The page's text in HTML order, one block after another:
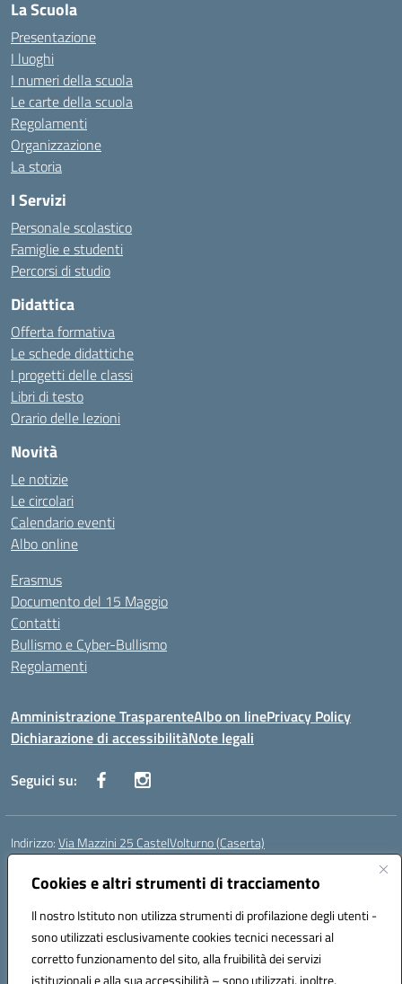
Cookies e altri strumenti di tracciamento
Il nostro Istituto non utilizza strumenti di profilazione degli utenti -
sono utilizzati esclusivamente cookies tecnici necessari al
corretto funzionamento del sito, alla fruibilità dei servizi
istituzionali e alla sua accessibilità – sono utilizzati, inoltre,
La Scuola
Presentazione
I luoghi
I numeri della scuola
Le carte della scuola
Regolamenti
Organizzazione
La storia
I Servizi
Personale scolastico
Famiglie e studenti
Percorsi di studio
Didattica
Offerta formativa
Le schede didattiche
I progetti delle classi
Libri di testo
Orario delle lezioni
Novità
Le notizie
Le circolari
Calendario eventi
Albo online
Erasmus
Documento del 15 Maggio
Contatti
Bullismo e Cyber-Bullismo
Regolamenti
Amministrazione TrasparenteAlbo on linePrivacy Policy
Dichiarazione di accessibilitàNote legali
Seguici su:
Indirizzo:Via Mazzini 25 CastelVolturno (Caserta)
Centralino:
Posta elettronica certificata (PEC):ceis014005@pec.istruzione.it
Codice fiscale: 93063510619
Codice meccanografico:CEIS014005
Codice Indice delle Pubbliche Amministrazioni (IPA): istsc_ceis014005
Codice unico di fatturazione (CUF): UOU8EW